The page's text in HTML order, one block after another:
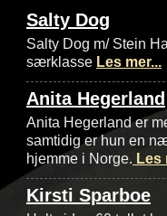
Salty Dog
Salty Dog m/ Stein
særklasse Les mer...
Anita Hegerland
Anita Hegerland er
samtidig er hun en
hjemme i Norge. Les
Kirsti Sparboe